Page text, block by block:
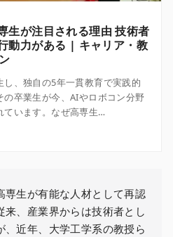
生が注目される理由 技術者
動力がある | キャリア・教
、独自の5年一貫教育で実践的
卒業生が今、AIやロボコン分野
ています。なぜ高専生…
専生が有能な人材として再認
来、産業界からは技術者とし
、近年、大学工学系の教授ら